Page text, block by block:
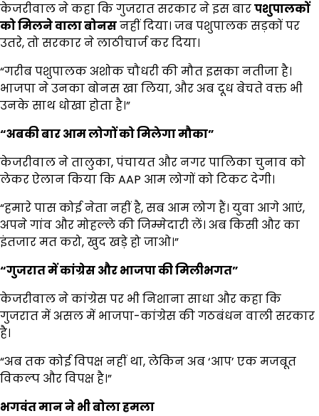
केजरीवाल ने कहा कि गुजरात सरकार ने इस बारपशुपालकों
को मिलने वाला बोनसनहीं दिया। जब पशुपालक सड़कों पर
उतरे, तो सरकार ने लाठीचार्ज कर दिया।
“गरीब पशुपालक अशोक चौधरी की मौत इसका नतीजा है।
भाजपा ने उनका बोनस खा लिया, और अब दूध बेचते वक्त भी
उनके साथ धोखा होता है।”
“अबकी बार आम लोगों को मिलेगा मौका”
केजरीवाल ने तालुका, पंचायत और नगर पालिका चुनाव को
लेकर ऐलान किया कि AAP आम लोगों को टिकट देगी।
“हमारे पास कोई नेता नहीं है, सब आम लोग हैं। युवा आगे आएं,
अपने गांव और मोहल्ले की जिम्मेदारी लें। अब किसी और का
इंतजार मत करो, खुद खड़े हो जाओ।”
“गुजरात में कांग्रेस और भाजपा की मिलीभगत”
केजरीवाल ने कांग्रेस पर भी निशाना साधा और कहा कि
गुजरात में असल में भाजपा-कांग्रेस की गठबंधन वाली सरकार
है।
“अब तक कोई विपक्ष नहीं था, लेकिन अब ‘आप’ एक मजबूत
विकल्प और विपक्ष है।”
भगवंत मान ने भी बोला हमला